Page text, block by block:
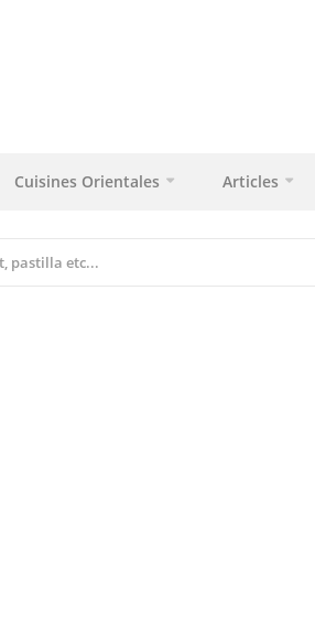
Cuisines Orientales Articles